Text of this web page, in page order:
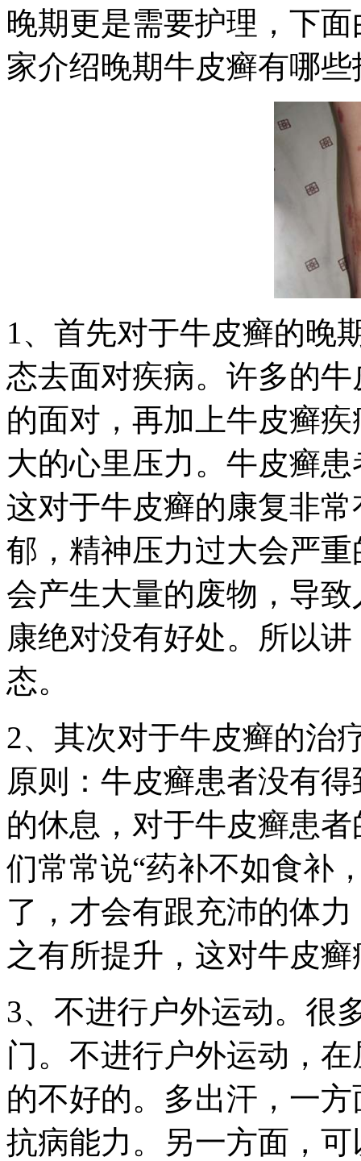
晚期更是需要护理，下面
家介绍晚期牛皮癣有哪
1、首先对于牛皮癣的晚
态去面对疾病。许多的
的面对，再加上牛皮癣
大的心里压力。牛皮癣
这对于牛皮癣的康复非
郁，精神压力过大会严
会产生大量的废物，导
康绝对没有好处。所以
态。
2、其次对于牛皮癣的治
原则：牛皮癣患者没有
的休息，对于牛皮癣患
们常常说“药补不如食补
了，才会有跟充沛的体
之有所提升，这对牛皮
3、不进行户外运动。很
门。不进行户外运动，
的不好的。多出汗，一
抗病能力。另一方面，